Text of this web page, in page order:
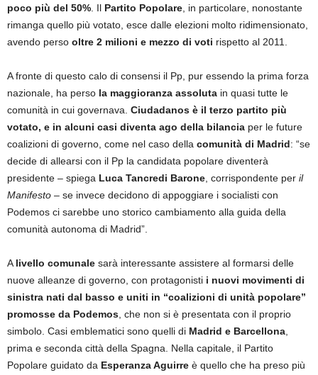
poco più del 50% . Il Partito Popolare , in particolare, nonostante
rimanga quello più votato, esce dalle elezioni molto ridimensionato,
avendo perso oltre 2 milioni e mezzo di voti rispetto al 2011.
A fronte di questo calo di consensi il Pp, pur essendo la prima forza
nazionale, ha perso la maggioranza assoluta in quasi tutte le
comunità in cui governava. Ciudadanos è il terzo partito più
votato, e in alcuni casi diventa ago della bilancia per le future
coalizioni di governo, come nel caso della comunità di Madrid: “se
decide di allearsi con il Pp la candidata popolare diventerà
presidente – spiega Luca Tancredi Barone , corrispondente per il
Manifesto – se invece decidono di appoggiare i socialisti con
Podemos ci sarebbe uno storico cambiamento alla guida della
comunità autonoma di Madrid”.
A livello comunale sarà interessante assistere al formarsi delle
nuove alleanze di governo, con protagonisti i nuovi movimenti di
sinistra nati dal basso e uniti in “coalizioni di unità popolare”
promosse da Podemos , che non si è presentata con il proprio
simbolo. Casi emblematici sono quelli di Madrid e Barcellona
prima e seconda città della Spagna. Nella capitale, il Partito
Popolare guidato da Esperanza Aguirre è quello che ha preso più